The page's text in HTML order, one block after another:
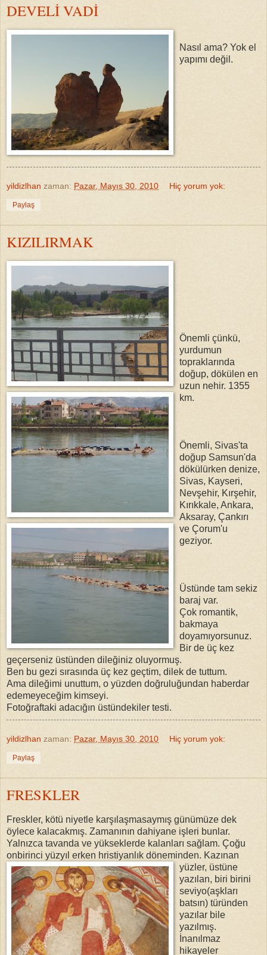
DEVELİ VADİ
Nasıl ama? Yok el
yapımı değil.
yildizlhan zaman: Pazar, Mayıs 30, 2010 Hiç yorum yok:
Paylaş
KIZILIRMAK
Önemli çünkü,
yurdumun
topraklarında
doğup, dökülen en
uzun nehir. 1355
km.
Önemli, Sivas'ta
doğup Samsun'da
dökülürken denize,
Sivas, Kayseri,
Nevşehir, Kırşehir,
Kırıkkale, Ankara,
Aksaray, Çankırı
ve Çorum'u
geziyor.
Üstünde tam sekiz
baraj var.
Çok romantik,
bakmaya
doyamıyorsunuz.
Bir de üç kez
geçerseniz üstünden dileğiniz oluyormuş.
Ben bu gezi sırasında üç kez geçtim, dilek de tuttum.
Ama dileğimi unuttum, o yüzden doğruluğundan haberdar
edemeyeceğim kimseyi.
Fotoğraftaki adacığın üstündekiler testi.
yildizlhan zaman: Pazar, Mayıs 30, 2010 Hiç yorum yok:
Paylaş
FRESKLER
Freskler, kötü niyetle karşılaşmasaymış günümüze dek
öylece kalacakmış. Zamanının dahiyane işleri bunlar.
Yalnızca tavanda ve yükseklerde kalanları sağlam. Çoğu
onbirinci yüzyıl erken hristiyanlık döneminden. Kazınan
yüzler, üstüne
yazılan, biri birini
seviyo(aşkları
batsın) türünden
yazılar bile
yazılmış.
İnanılmaz
hikayeler